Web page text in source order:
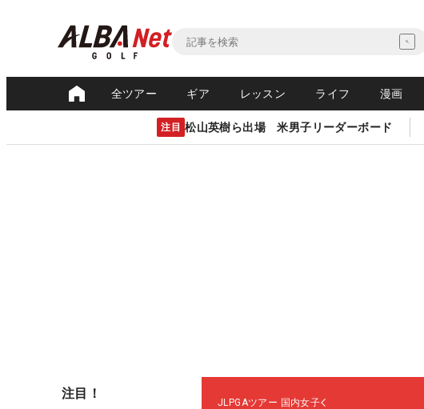
全ツアー ギア レッスン ライフ 漫画
注目 松山英樹ら出場 米男子リーダーボード
注目！
JLPGAツアー 国内女子